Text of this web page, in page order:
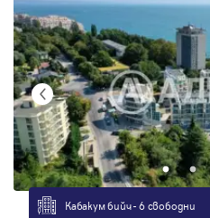
Кабакум бийч - 6 свободни